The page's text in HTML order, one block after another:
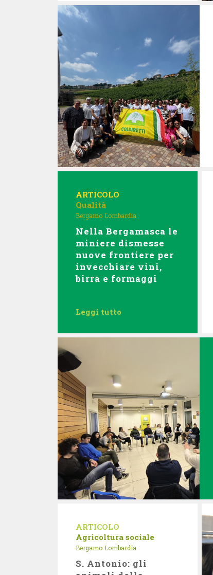
ARTICOLO
Qualità
Bergamo Lombardia
Nella Bergamasca le
miniere dismesse
nuove frontiere per
invecchiare vini,
birra e formaggi
Leggi tutto
ARTICOLO
Agricoltura sociale
Bergamo Lombardia
S. Antonio: gli